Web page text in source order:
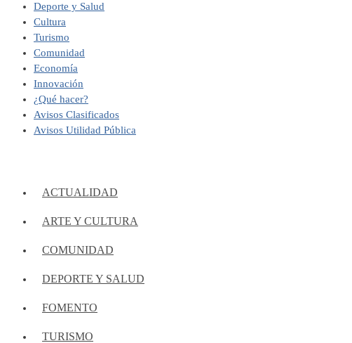
Deporte y Salud
Cultura
Turismo
Comunidad
Economía
Innovación
¿Qué hacer?
Avisos Clasificados
Avisos Utilidad Pública
ACTUALIDAD
ARTE Y CULTURA
COMUNIDAD
DEPORTE Y SALUD
FOMENTO
TURISMO